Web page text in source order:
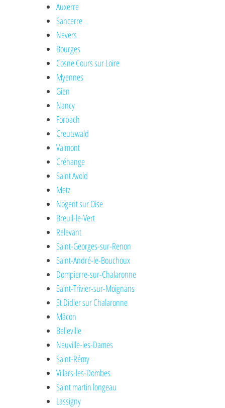
Auxerre
Sancerre
Nevers
Bourges
Cosne Cours sur Loire
Myennes
Gien
Nancy
Forbach
Creutzwald
Valmont
Créhange
Saint Avold
Metz
Nogent sur Oise
Breuil-le-Vert
Relevant
Saint-Georges-sur-Renon
Saint-André-le-Bouchoux
Dompierre-sur-Chalaronne
Saint-Trivier-sur-Moignans
St Didier sur Chalaronne
Mâcon
Belleville
Neuville-les-Dames
Saint-Rémy
Villars-les-Dombes
Saint martin longeau
Lassigny